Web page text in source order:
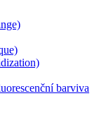
barviva